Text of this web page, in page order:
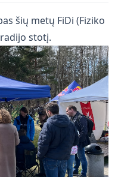
šių metų FiDi (Fiziko
stotį.